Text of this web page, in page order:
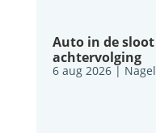
Auto in de
achtervolging
6 aug 2026|